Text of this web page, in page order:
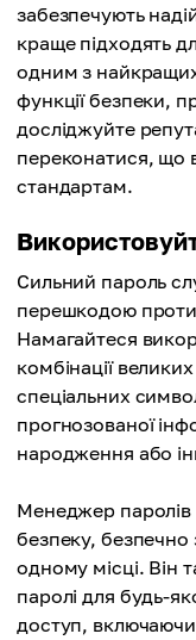
забезпечують
краще підходять
одним з
функції безпеки,
досліджуйте
переконатися, що
стандартам.
Сильний пароль
перешкодою проти
Намагайтеся
комбінації
спеціальних
прогнозованої
народження або
Менеджер
безпеку, безпечно
одному місці. Він
паролі для будь-
доступ,